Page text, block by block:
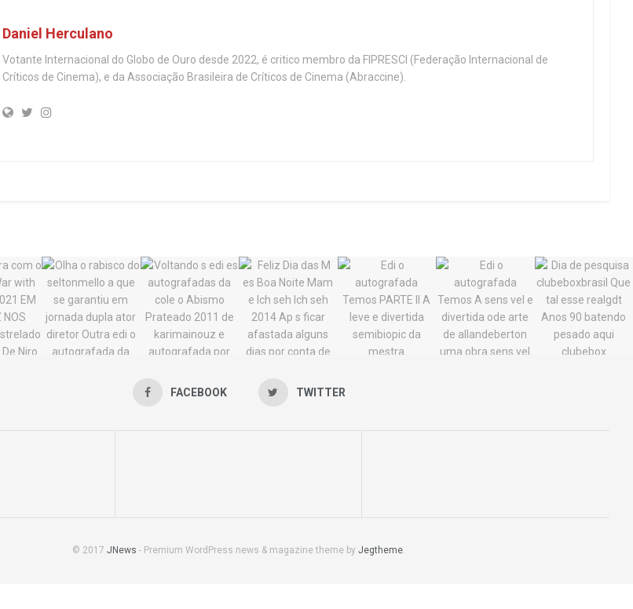
Daniel Herculano
Votante Internacional do Globo de Ouro desde 2022, é critico membro da FIPRESCI (Federação Internacional de
Críticos de Cinema), e da Associação Brasileira de Críticos de Cinema (Abraccine).
FACEBOOK TWITTER
© 2017 JNews - Premium WordPress news & magazine theme by Jegtheme.